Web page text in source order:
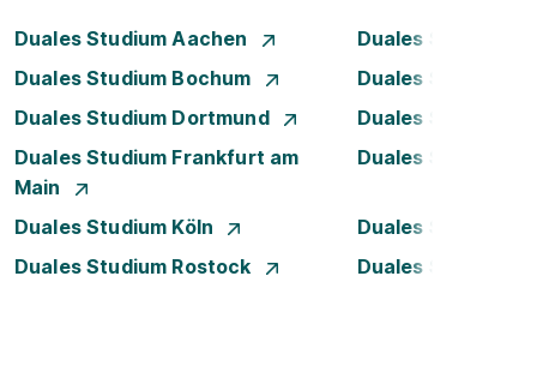
Duales Studium Aachen
Duales Studium
Duales Studium Bochum
Duales Studium
Duales Studium Dortmund
Duales Studium
Duales Studium Frankfurt am
Main
Duales Studium
Duales Studium Köln
Duales Studium
Duales Studium Rostock
Duales Studium